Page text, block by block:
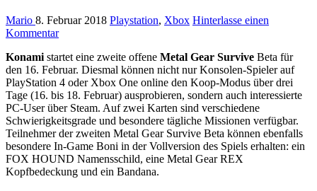
Mario 8. Februar 2018 Playstation, Xbox Hinterlasse einen
Kommentar
Konami startet eine zweite offene Metal Gear Survive Beta für
den 16. Februar. Diesmal können nicht nur Konsolen-Spieler auf
PlayStation 4 oder Xbox One online den Koop-Modus über drei
Tage (16. bis 18. Februar) ausprobieren, sondern auch interessierte
PC-User über Steam. Auf zwei Karten sind verschiedene
Schwierigkeitsgrade und besondere tägliche Missionen verfügbar.
Teilnehmer der zweiten Metal Gear Survive Beta können ebenfalls
besondere In-Game Boni in der Vollversion des Spiels erhalten: ein
FOX HOUND Namensschild, eine Metal Gear REX
Kopfbedeckung und ein Bandana.